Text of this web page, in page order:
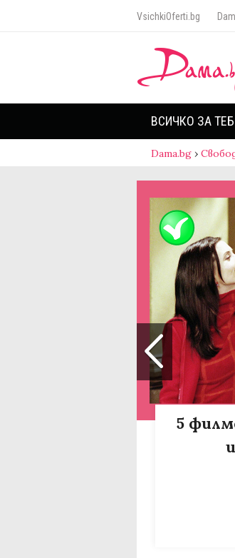
VsichkiOferti.bg
ВСИЧКО ЗА ТЕБ
Dama.bg ›
5